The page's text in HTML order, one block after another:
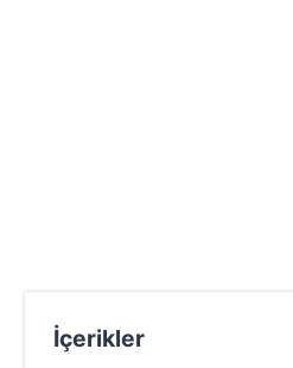
İçerikler